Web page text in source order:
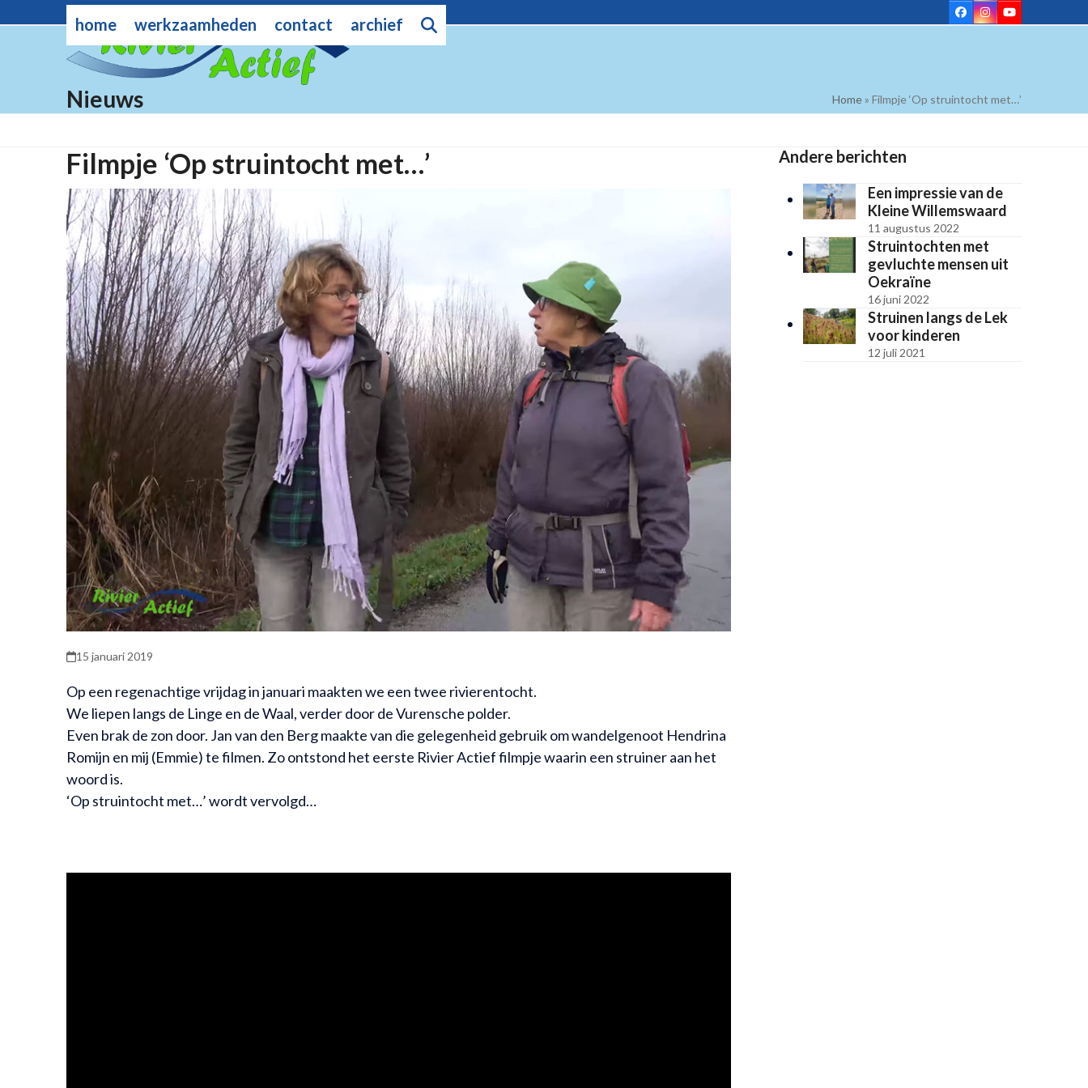
to
Facebook
InstagramYouTube
home werkzaamheden contact archief
Nieuws Home» Filmpje ‘Op struintocht met…’
Filmpje ‘Op struintocht met…’
15 januari 2019
Op een regenachtige vrijdag in januari maakten we een twee rivierentocht.
We liepen langs de Linge en de Waal, verder door de Vurensche polder.
Even brak de zon door. Jan van den Berg maakte van die gelegenheid gebruik om wandelgenoot Hendrina
Romijn en mij (Emmie) te filmen. Zo ontstond het eerste Rivier Actief filmpje waarin een struiner aan het
woord is.
‘Op struintocht met…’ wordt vervolgd…
Andere berichten
Een impressie van de
Kleine Willemswaard
11 augustus 2022
Struintochten met
gevluchte mensen uit
Oekraïne
16 juni 2022
Struinen langs de Lek
voor kinderen
12 juli 2021